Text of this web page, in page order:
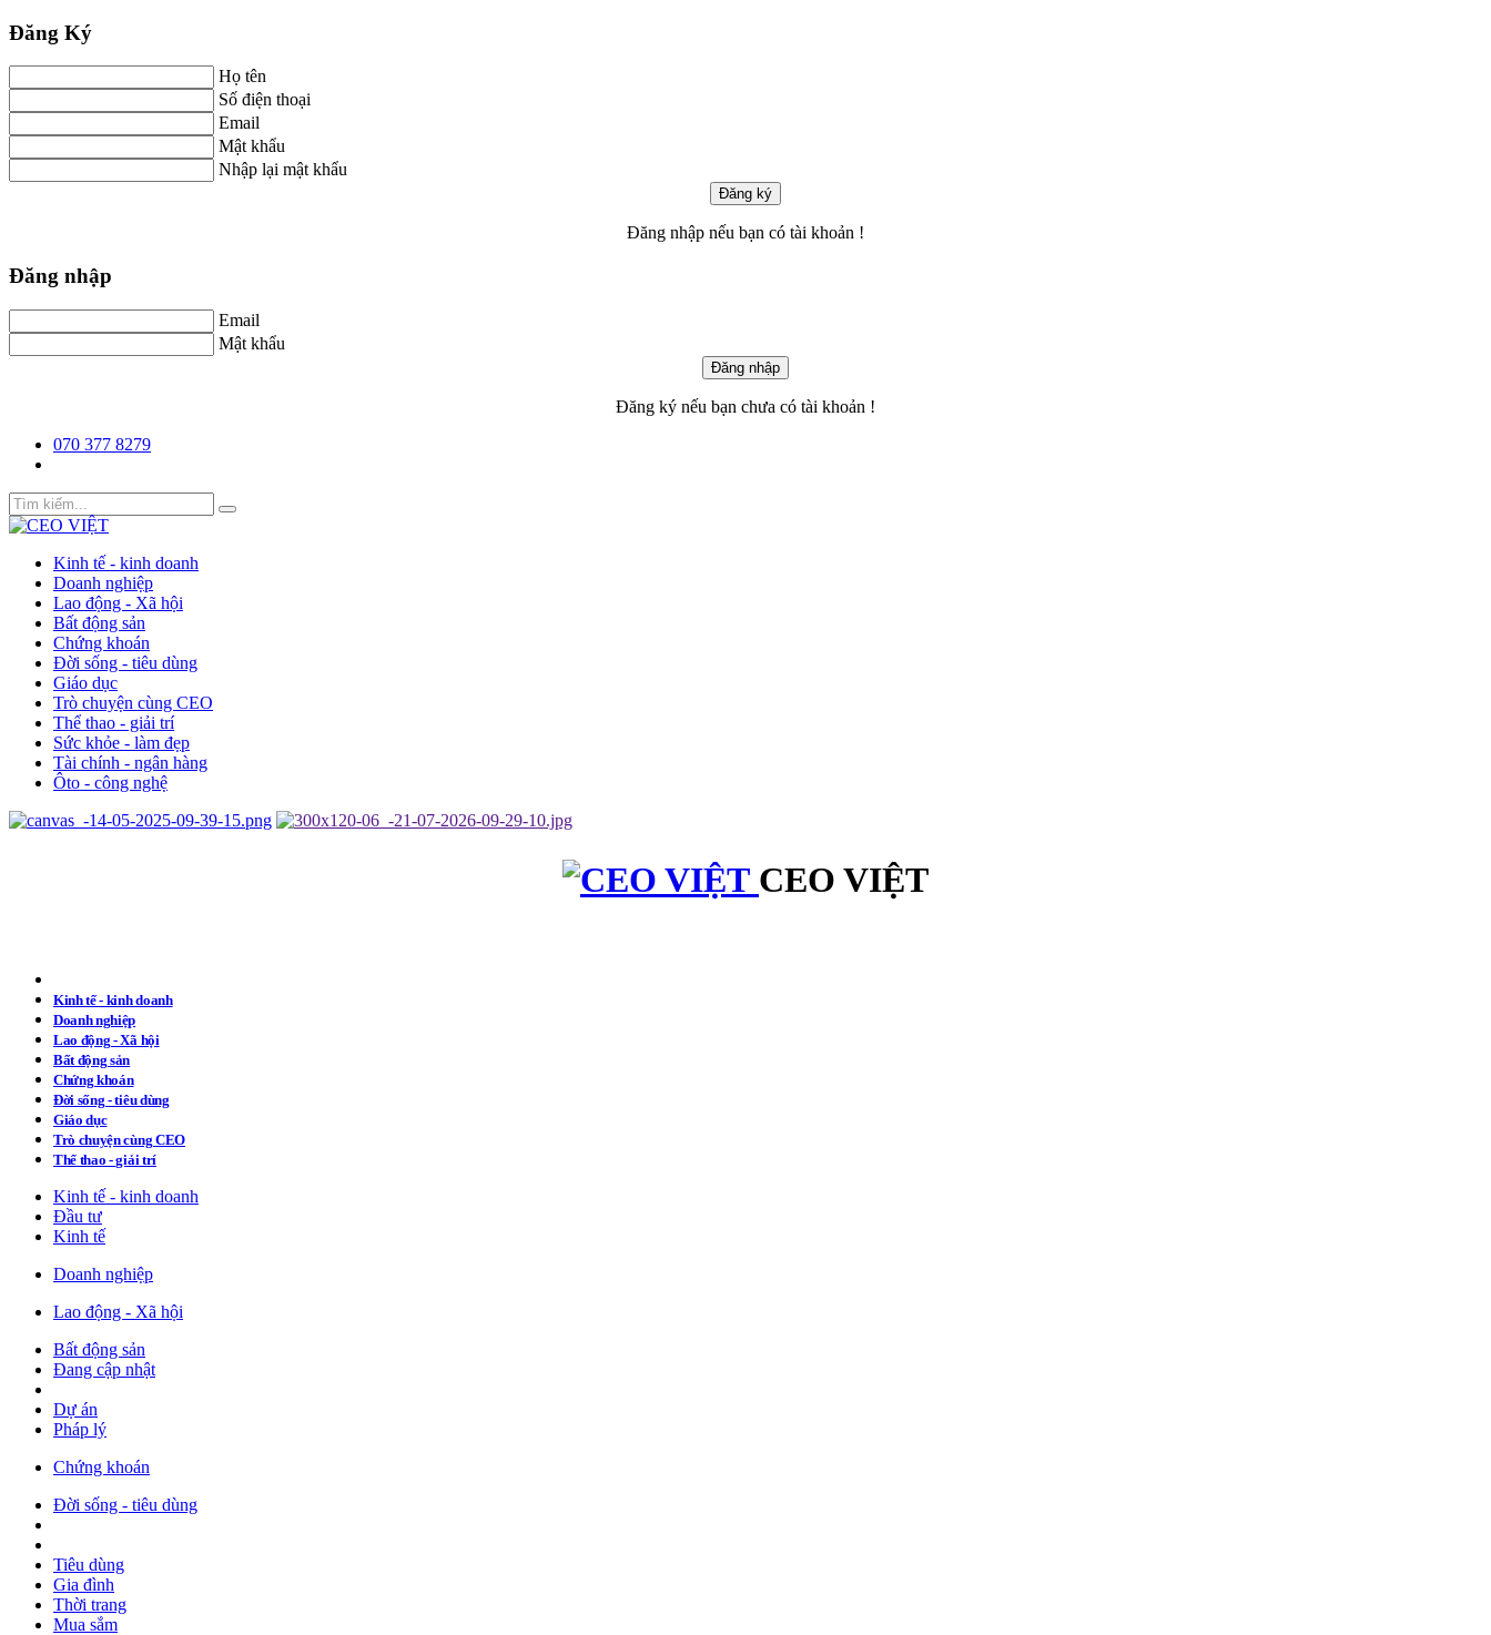
Đăng Ký
Họ tên
Số điện thoại
Email
Mật khẩu
Nhập lại mật khẩu
Đăng ký
Đăng nhập nếu bạn có tài khoản !
Đăng nhập
Email
Mật khẩu
Đăng nhập
Đăng ký nếu bạn chưa có tài khoản !
070 377 8279
Kinh tế - kinh doanh
Doanh nghiệp
Lao động - Xã hội
Bất động sản
Chứng khoán
Đời sống - tiêu dùng
Giáo dục
Trò chuyện cùng CEO
Thể thao - giải trí
Sức khỏe - làm đẹp
Tài chính - ngân hàng
Ôto - công nghệ
CEO VIỆT
Kinh tế - kinh doanh
Doanh nghiệp
Lao động - Xã hội
Bất động sản
Chứng khoán
Đời sống - tiêu dùng
Giáo dục
Trò chuyện cùng CEO
Thể thao - giải trí
Kinh tế - kinh doanh
Đầu tư
Kinh tế
Doanh nghiệp
Lao động - Xã hội
Bất động sản
Đang cập nhật
Dự án
Pháp lý
Chứng khoán
Đời sống - tiêu dùng
Tiêu dùng
Gia đình
Thời trang
Mua sắm